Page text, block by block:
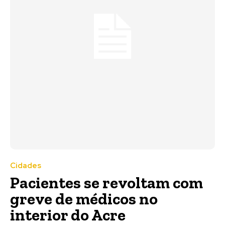
Cidades
Pacientes se revoltam com
greve de médicos no
interior do Acre